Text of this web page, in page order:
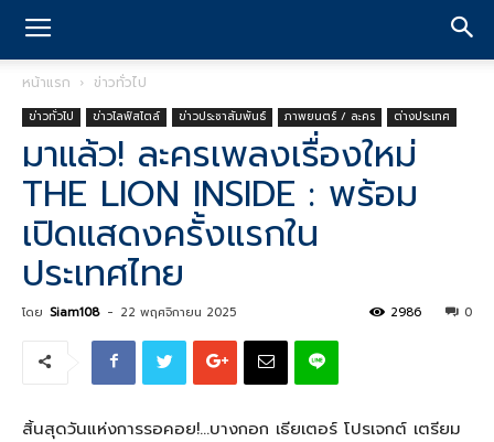
หน้าแรก ข่าวทั่วไป
ข่าวทั่วไป ข่าวไลฟ์สไตล์ ข่าวประชาสัมพันธ์ ภาพยนตร์ / ละคร ต่างประเทศ
มาแล้ว! ละครเพลงเรื่องใหม่
THE LION INSIDE : พร้อม
เปิดแสดงครั้งแรกใน
ประเทศไทย
โดย Siam108 - 22 พฤศจิกายน 2025 0
2986
สิ้นสุดวันแห่งการรอคอย!…บางกอก เธียเตอร์ โปรเจกต์ เตรียม